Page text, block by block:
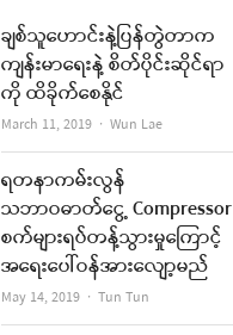
ချစ်သူဟောင်းနဲ့ပြန်တွဲတာက
ကျန်းမာရေးနဲ့ စိတ်ပိုင်းဆိုင်ရာ
ကို ထိခိုက်စေနိုင်
March 11, 2019 Author
Wun Lae
ရတနာကမ်းလွန်
သဘာဝဓာတ်ငွေ့ Compressor
စက်များရပ်တန့်သွားမှုကြောင့်
အရေးပေါ်ဝန်အားလျော့မည်
May 14, 2019 Author
Tun Tun